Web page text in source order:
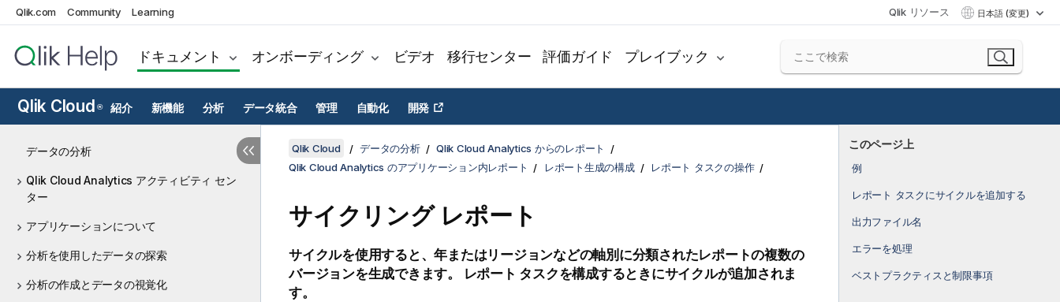
Qlik.com Community Learning Qlik リソース 日本語 (変更)
ドキュメント オンボーディング ビデオ 移行センター 評価ガイド プレイブック
Qlik Cloud ® 紹介 新機能 分析 データ統合 管理 自動化 開発
データの分析
Qlik Cloud Analytics アクティビティ セン
ター
アプリケーションについて
分析を使用したデータの探索
分析の作成とデータの視覚化
このページ上
例
レポート タスクにサイクルを追加する
出力ファイル名
エラーを処理
ベストプラクティスと制限事項
Qlik Cloud データの分析
Qlik Cloud Analytics からのレポート
Qlik Cloud Analytics のアプリケーション内レポート
レポート生成の構成 レポート タスクの操作
サイクリング レポート
サイクルを使用すると、年またはリージョンなどの軸別に分類されたレポートの複数の
バージョンを生成できます。
レポート タスクを構成するときにサイクルが追加されま
す。